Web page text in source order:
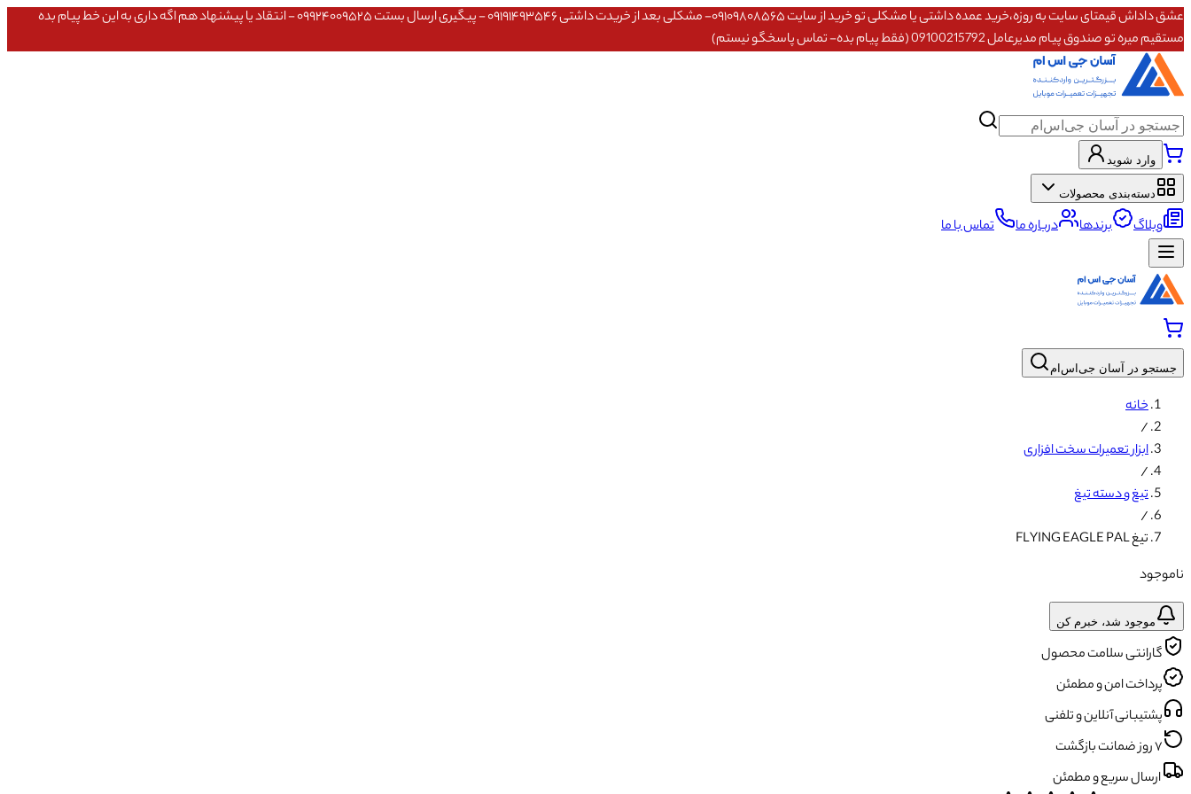
عشق داداش قیمتای سایت به روزه،خرید عمده داشتی یا مشکلی تو خرید از سایت ۰۹۱۰۹۸۰۸۵۶۵- مشکلی بعد از خریدت داشتی ۰۹۱۹۱۴۹۳۵۴۶ - پیگیری ارسال بستت ۰۹۹۲۴۰۰۹۵۲۵ - انتقاد یا پیشنهاد هم اگه داری به این خط پیام بده
مستقیم میره تو صندوق پیام مدیرعامل 09100215792 (فقط پیام بده- تماس پاسخگو نیستم)
وارد شوید
دسته‌بندی محصولات
وبلاگ برندها درباره ما تماس با ما
جستجو در آسان جی‌اس‌ام
خانه
/
ابزار تعمیرات سخت افزاری
/
تیغ و دسته تیغ
/
تیغ FLYING EAGLE PAL
ناموجود
موجود شد، خبرم کن
گارانتی سلامت محصول
پرداخت امن و مطمئن
پشتیبانی آنلاین و تلفنی
۷ روز ضمانت بازگشت
ارسال سریع و مطمئن